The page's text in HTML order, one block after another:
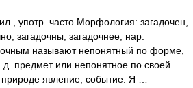
употр. часто Морфология: загадочен,
загадочны; загадочнее; нар.
называют непонятный по форме,
д. предмет или непонятное по своей
явление, событие. Я …